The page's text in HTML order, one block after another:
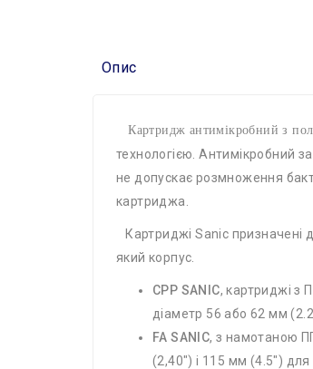
Опис
Картридж антимікробний з
технологією. Антимікробний
не допускає розмноження
картриджа.
Картриджі Sanic призначені
який корпус.
CPP SANIC, картриджі з
діаметр 56 або 62 мм
FA SANIC, з намотаною
(2,40″) і 115 мм (4.5″) для